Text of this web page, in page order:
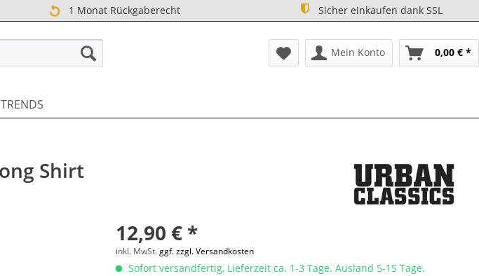
1 Monat Rückgaberecht Sicher einkaufen dank SSL
Mein Konto 0,00 € *
TRENDS
Shirt
12,90 € *
inkl. MwSt.ggf. zzgl. Versandkosten
Sofort versandfertig, Lieferzeit ca. 1-3 Tage. Ausland 5-15 Tage.